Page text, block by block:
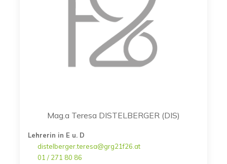
Mag.a Teresa DISTELBERGER (DIS)
Lehrerin in E u. D
distelberger.teresa@grg21f26.at
01 / 271 80 86